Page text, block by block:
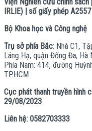
Viện Nghiên cứu chính
IRLIE) | số giấy phép A2557
Bộ Khoa học và Công nghệ
Trụ sở phía Bắc: Nhà C1,
Láng Hạ, quận Đống Đa, Hà
Phía Nam: 414, đường
TP.HCM
Cục phát thanh truyền hình
29/08/2023
Liên hệ: 0582703333